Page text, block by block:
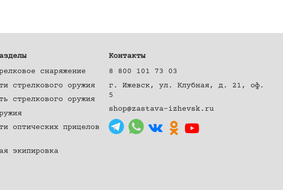
снаряжение
стрелкового оружия
стрелкового оружия
оптических прицелов
экипировка
Контакты
8 800 101 73 03
г. Ижевск, ул. Клубная, д. 21, оф.
5
shop@zastava-izhevsk.ru